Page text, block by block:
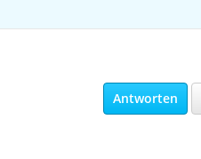
Antworten